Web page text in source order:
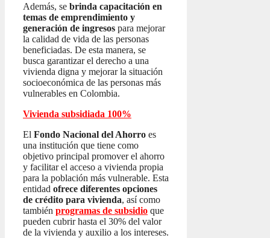
Además, se brinda capacitación en
temas de emprendimiento y
generación de ingresos para mejorar
la calidad de vida de las personas
beneficiadas. De esta manera, se
busca garantizar el derecho a una
vivienda digna y mejorar la situación
socioeconómica de las personas más
vulnerables en Colombia.
Vivienda subsidiada 100%
El Fondo Nacional del Ahorro es
una institución que tiene como
objetivo principal promover el ahorro
y facilitar el acceso a vivienda propia
para la población más vulnerable. Esta
entidad ofrece diferentes opciones
de crédito para vivienda, así como
también programas de subsidio que
pueden cubrir hasta el 30% del valor
de la vivienda y auxilio a los intereses.